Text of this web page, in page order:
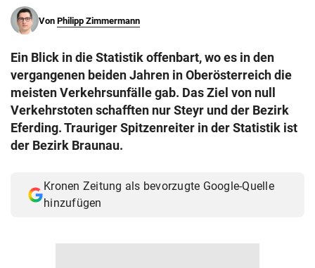
Von Philipp Zimmermann
Ein Blick in die Statistik offenbart, wo es in den
vergangenen beiden Jahren in Oberösterreich die
meisten Verkehrsunfälle gab. Das Ziel von null
Verkehrstoten schafften nur Steyr und der Bezirk
Eferding. Trauriger Spitzenreiter in der Statistik ist
der Bezirk Braunau.
Kronen Zeitung als bevorzugte Google-Quelle
hinzufügen